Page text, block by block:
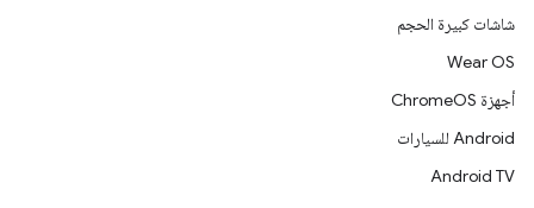
شاشات كبيرة الحجم
Wear OS
أجهزة ChromeOS
Android للسيارات
Android TV